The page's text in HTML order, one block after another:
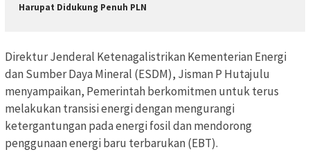
Harupat Didukung Penuh PLN
Direktur Jenderal Ketenagalistrikan Kementerian Energi
dan Sumber Daya Mineral (ESDM), Jisman P Hutajulu
menyampaikan, Pemerintah berkomitmen untuk terus
melakukan transisi energi dengan mengurangi
ketergantungan pada energi fosil dan mendorong
penggunaan energi baru terbarukan (EBT).